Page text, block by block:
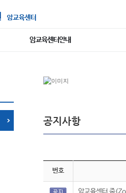
암교육센터
암교육센터안내
공지사항
번호